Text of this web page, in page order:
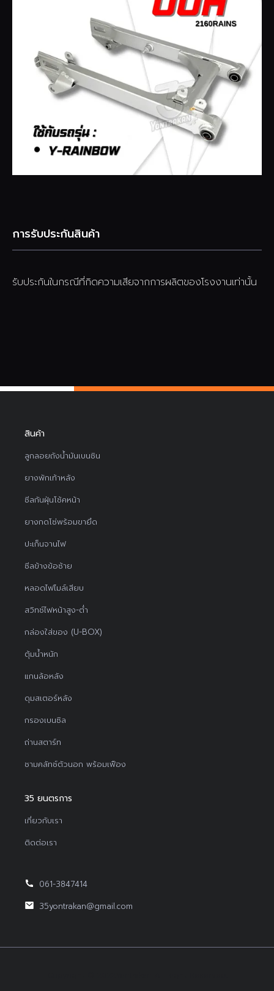
การรับประกันสินค้า
รับประกันในกรณีที่กิดความเสียจากการผลิตของโรงงานเท่านั้น
สินค้า
ลูกลอยถังน้ำมันเบนซิน
ยางพักเท้าหลัง
ซีลกันฝุ่นโช้คหน้า
ยางกดโซ่พร้อมขายึด
ปะเก็นจานไฟ
ซีลข้างข้อซ้าย
หลอดไฟไมล์เสียบ
สวิทช์ไฟหน้าสูง-ต่ำ
กล่องใส่ของ (U-BOX)
ตุ้มน้ำหนัก
แกนล้อหลัง
ดุมสเตอร์หลัง
กรองเบนซิล
ถ่านสตาร์ท
ชามคลัทช์ตัวนอก พร้อมเฟือง
35 ยนตรการ
เกี่ยวกับเรา
ติดต่อเรา
061-3847414
35yontrakan@gmail.com